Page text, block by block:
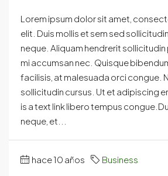
Lorem ipsum dolor sit amet,
elit. Duis mollis et sem sed
neque. Aliquam hendrerit sollicitudin
mi accumsan nec. Quisque
facilisis, at malesuada orci congue.
sollicitudin cursus. Ut et adipiscing
is a text link libero tempus
neque, et...
hace 10 años Business